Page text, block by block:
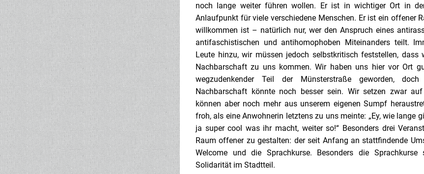
noch lange weiter führen wollen. Er ist in wichtiger Ort in
Anlaufpunkt für viele verschiedene Menschen. Er ist ein offener
willkommen ist – natürlich nur, wer den Anspruch eines
antifaschistischen und antihomophoben Miteinanders teilt.
Leute hinzu, wir müssen jedoch selbstkritisch feststellen, dass
Nachbarschaft zu uns kommen. Wir haben uns hier vor Ort
wegzudenkender Teil der Münsterstraße geworden,
Nachbarschaft könnte noch besser sein. Wir setzen zwar
können aber noch mehr aus unserem eigenen Sumpf
froh, als eine Anwohnerin letztens zu uns meinte: „Ey, wie lange
ja super cool was ihr macht, weiter so!“ Besonders drei
Raum offener zu gestalten: der seit Anfang an stattfindende
Welcome und die Sprachkurse. Besonders die
Solidarität im Stadtteil.